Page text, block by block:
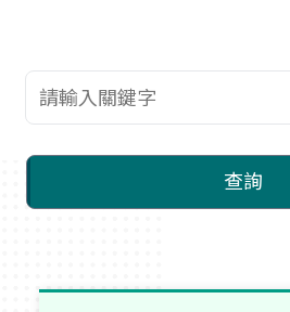
查詢關鍵字
查詢